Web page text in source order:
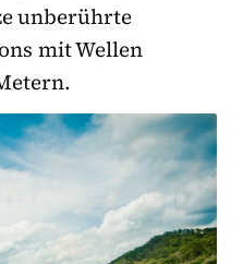
unberührte
mit Wellen